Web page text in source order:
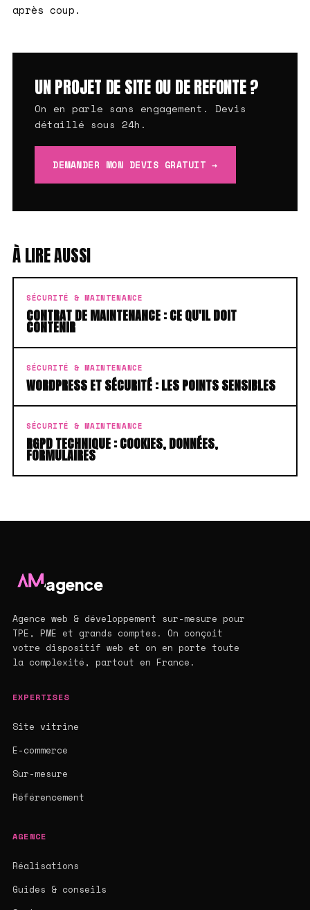
après coup.
UN PROJET DE SITE OU DE REFONTE ?
On en parle sans engagement. Devis
détaillé sous 24h.
DEMANDER MON DEVIS GRATUIT →
À LIRE AUSSI
SÉCURITÉ & MAINTENANCE
CONTRAT DE MAINTENANCE : CE QU'IL DOIT
CONTENIR
SÉCURITÉ & MAINTENANCE
WORDPRESS ET SÉCURITÉ : LES POINTS SENSIBLES
SÉCURITÉ & MAINTENANCE
RGPD TECHNIQUE : COOKIES, DONNÉES,
FORMULAIRES
agence
Agence web & développement sur-mesure pour
TPE, PME et grands comptes. On conçoit
votre dispositif web et on en porte toute
la complexité, partout en France.
EXPERTISES
Site vitrine
E-commerce
Sur-mesure
Référencement
AGENCE
Réalisations
Guides & conseils